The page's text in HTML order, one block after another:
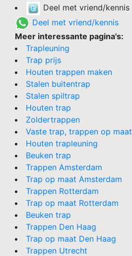
Deel met vriend/kennis
Deel met vriend/kennis
Meer interessante pagina's:
Trapleuning
Trap prijs
Houten trappen maken
Stalen buitentrap
Stalen spiltrap
Houten trap
Zoldertrappen
Vaste trap, trappen op maat
Houten trapleuning
Beuken trap
Trappen Amsterdam
Trap op maat Amsterdam
Trappen Rotterdam
Trap op maat Rotterdam
Beuken trap
Trappen Den Haag
Trap op maat Den Haag
Trappen Utrecht